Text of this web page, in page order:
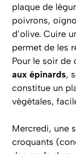
plaque de
poivrons,
d’olive. Cuire
permet de les
Pour le soir de
aux épinards,
constitue un
végétales,
Mercredi, une
croquants